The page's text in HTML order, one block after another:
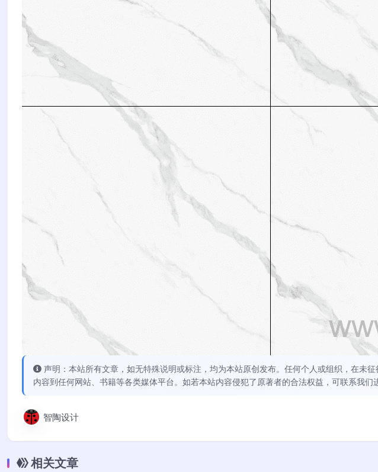
声明：本站所有文章，如无特殊说明或标注，均为本站原创发布。任何个人或组织，在未
内容到任何网站、书籍等各类媒体平台。如若本站内容侵犯了原著者的合法权益，可联系我们
智陶设计
相关文章